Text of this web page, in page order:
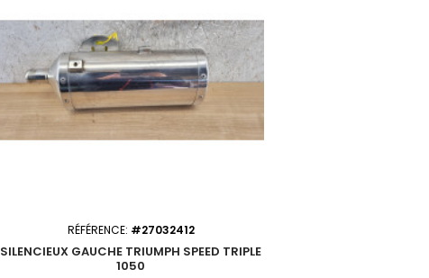
RÉFÉRENCE: #27032412
SILENCIEUX GAUCHE TRIUMPH SPEED TRIPLE
1050